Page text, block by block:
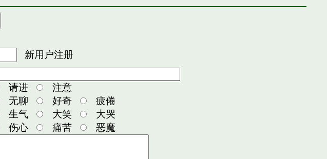
新用户注册
请进
注意
无聊 好奇
疲倦
生气 大笑
大哭
伤心 痛苦 恶魔